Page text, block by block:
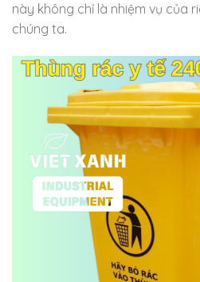
này không chỉ là nhiệm vụ của
chúng ta.